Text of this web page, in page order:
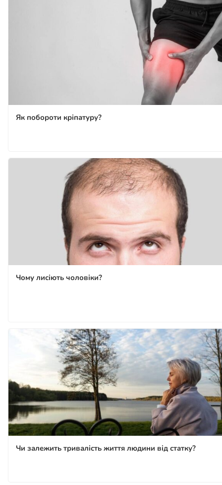
Як побороти кріпатуру?
Чому лисіють чоловіки?
Чи залежить тривалість життя людини від статку?